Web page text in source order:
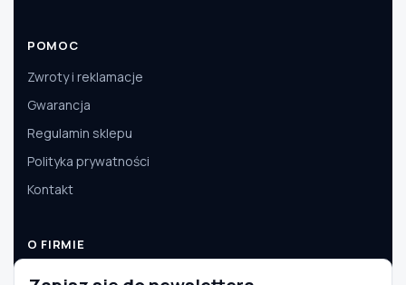
POMOC
Zwroty i reklamacje
Gwarancja
Regulamin sklepu
Polityka prywatności
Kontakt
O FIRMIE